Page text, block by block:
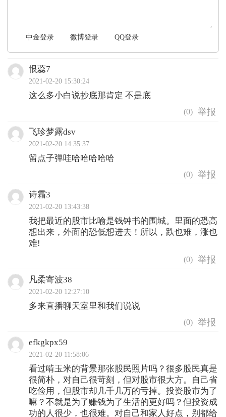
中金登录 微博登录 QQ登录
恨蕊7
2021-02-20 15:30:24
这么多小白说抄底那肯定 不是底
(0)
飞珍梦露dsv
2021-02-20 14:35:37
留点子弹哇哈哈哈哈哈
(0)
诗霜3
2021-02-20 13:43:38
我把最近的股市比喻是钱钟书的围城。里面的恐高
想出来，外面的恐低想进去！所以，跌也难，涨也
难!
(0)
凡柔寄波38
2021-02-20 12:27:10
多来直播聊天室里和我们说说
(0)
efkgkpx59
2021-02-20 11:58:06
看过啃玉米的背景那张股民照片吗？很多股民真是
很简朴，对自己很苛刻，但对股市很大方。自己省
吃俭用，但股市却几千几万的亏掉。投资股市为了
嘛？不就是为了赚钱为了生活的更好吗？但投资成
功的人很少，也很难。对自己和家人好点，别都给